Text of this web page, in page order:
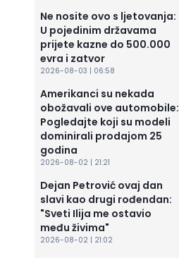
Ne nosite ovo s ljetovanja:
U pojedinim državama
prijete kazne do 500.000
evra i zatvor
2026-08-03 | 06:58
Amerikanci su nekada
obožavali ove automobile:
Pogledajte koji su modeli
dominirali prodajom 25
godina
2026-08-02 | 21:21
Dejan Petrović ovaj dan
slavi kao drugi rođendan:
"Sveti Ilija me ostavio
među živima"
2026-08-02 | 21:02